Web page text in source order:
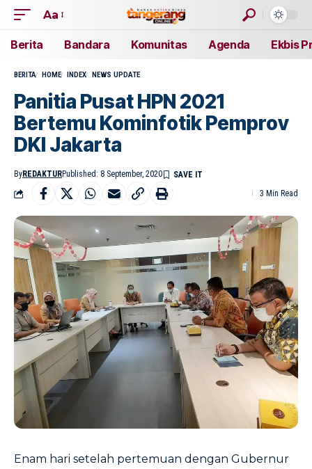
Aa
Berita Bandara Komunitas Agenda Ekbis
BERITA HOME INDEX NEWS UPDATE
Panitia Pusat HPN 2021
Bertemu Kominfotik Pemprov
DKI Jakarta
ByREDAKTURPublished: 8 September, 2020
3 Min Read
Enam hari setelah pertemuan dengan Gubernur